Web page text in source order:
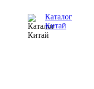
Каталог
Китай